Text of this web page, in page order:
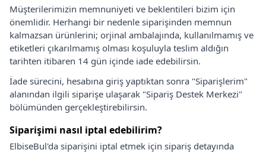
Müşterilerimizin memnuniyeti ve beklentileri bizim için
önemlidir. Herhangi bir nedenle siparişinden memnun
kalmazsan ürünlerini; orjinal ambalajında, kullanılmamış ve
etiketleri çıkarılmamış olması koşuluyla teslim aldığın
tarihten itibaren 14 gün içinde iade edebilirsin.
İade sürecini, hesabına giriş yaptıktan sonra "Siparişlerim"
alanından ilgili siparişe ulaşarak "Sipariş Destek Merkezi"
bölümünden gerçekleştirebilirsin.
Siparişimi nasıl iptal edebilirim?
ElbiseBul'da siparişini iptal etmek için sipariş detayında